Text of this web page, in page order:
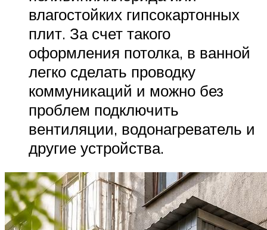
влагостойких гипсокартонных
плит. За счет такого
оформления потолка, в ванной
легко сделать проводку
коммуникаций и можно без
проблем подключить
вентиляции, водонагреватель и
другие устройства.